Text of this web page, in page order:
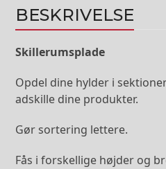
BESKRIVELSE
Skillerumsplade
Opdel dine hylder i
adskille dine produkter.
Gør sortering lettere.
Fås i forskellige højder og